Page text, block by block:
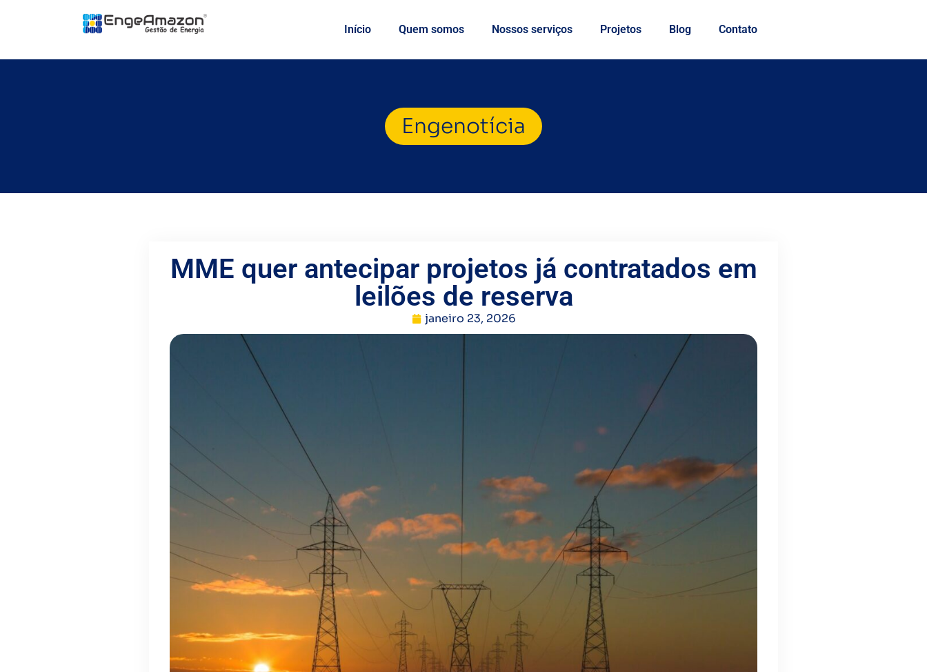
Início Quem somos Nossos serviços Projetos Blog Contato
Engenotícia
MME quer antecipar projetos já contratados em
leilões de reserva
janeiro 23, 2026